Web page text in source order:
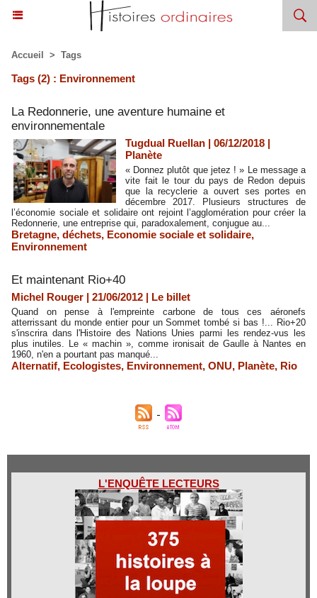
Accueil > Tags
Tags (2) : Environnement
La Redonnerie, une aventure humaine et
environnementale
Tugdual Ruellan | 06/12/2018 |
Planète
« Donnez plutôt que jetez ! » Le message a
vite fait le tour du pays de Redon depuis
que la recyclerie a ouvert ses portes en
décembre 2017. Plusieurs structures de
l’économie sociale et solidaire ont rejoint l’agglomération pour créer la
Redonnerie, une entreprise qui, paradoxalement, conjugue au...
Bretagne, déchets, Economie sociale et solidaire,
Environnement
Et maintenant Rio+40
Michel Rouger | 21/06/2012 | Le billet
Quand on pense à l'empreinte carbone de tous ces aéronefs
atterrissant du monde entier pour un Sommet tombé si bas !... Rio+20
s'inscrira dans l'Histoire des Nations Unies parmi les rendez-vus les
plus inutiles. Le « machin », comme ironisait de Gaulle à Nantes en
1960, n'en a pourtant pas manqué...
Alternatif, Ecologistes, Environnement, ONU, Planète, Rio
L'ENQUÊTE LECTEURS